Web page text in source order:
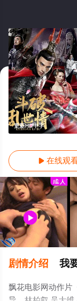
更新HD中字
 在线观
剧情介绍 我
飘花电影网动作片